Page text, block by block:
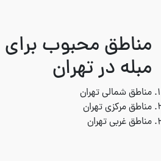
مناطق محبوب
مبله در تهران
مناطق شمالی تهران
مناطق مرکزی تهران
مناطق غربی تهران